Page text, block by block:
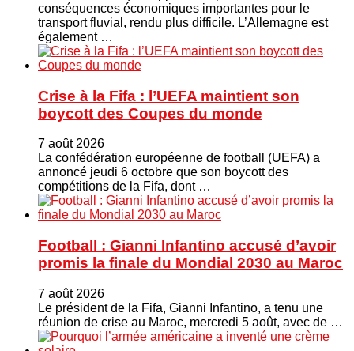
conséquences économiques importantes pour le
transport fluvial, rendu plus difficile. L’Allemagne est
également …
Crise à la Fifa : l’UEFA maintient son
boycott des Coupes du monde
7 août 2026
La confédération européenne de football (UEFA) a
annoncé jeudi 6 octobre que son boycott des
compétitions de la Fifa, dont …
Football : Gianni Infantino accusé d’avoir
promis la finale du Mondial 2030 au Maroc
7 août 2026
Le président de la Fifa, Gianni Infantino, a tenu une
réunion de crise au Maroc, mercredi 5 août, avec de …